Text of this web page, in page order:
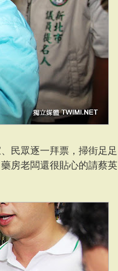
民眾逐一拜票，掃街足足
房老闆還很貼心的請蔡英